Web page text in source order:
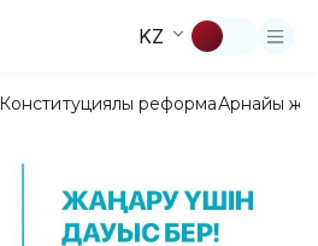
KZ
Конституциялық реформаАрнайы